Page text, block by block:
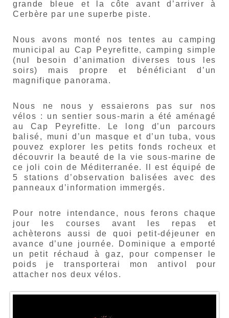
grande bleue et la côte avant d’arriver à
Cerbère par une superbe piste.
Nous avons monté nos tentes au camping
municipal au Cap Peyrefitte, camping simple
(nul besoin d’animation diverses tous les
soirs) mais propre et bénéficiant d’un
magnifique panorama.
Nous ne nous y essaierons pas sur nos
vélos : un sentier sous-marin a été aménagé
au Cap Peyrefitte. Le long d’un parcours
balisé, muni d’un masque et d’un tuba, vous
pouvez explorer les petits fonds rocheux et
découvrir la beauté de la vie sous-marine de
ce joli coin de Méditerranée. Il est équipé de
5 stations d’observation balisées avec des
panneaux d’information immergés.
Pour notre intendance, nous ferons chaque
jour les courses avant les repas et
achèterons aussi de quoi petit-déjeuner en
avance d’une journée. Dominique a emporté
un petit réchaud à gaz, pour compenser le
poids je transporterai mon antivol pour
attacher nos deux vélos.